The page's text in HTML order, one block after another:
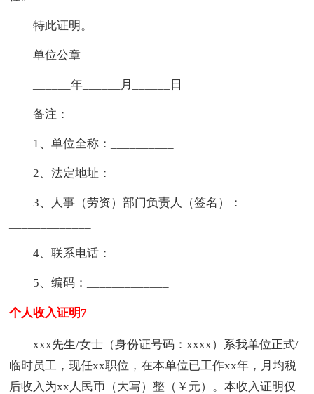
特此证明。
单位公章
______年______月______日
备注：
1、单位全称：__________
2、法定地址：__________
3、人事（劳资）部门负责人（签名）：
4、联系电话：_______
5、编码：_____________
个人收入证明7
xxx先生/女士（身份证号码：xxxx）系我单位正式/
临时员工，现任xx职位，在本单位已工作xx年，月均税
后收入为xx人民币（大写）整（￥元）。本收入证明仅